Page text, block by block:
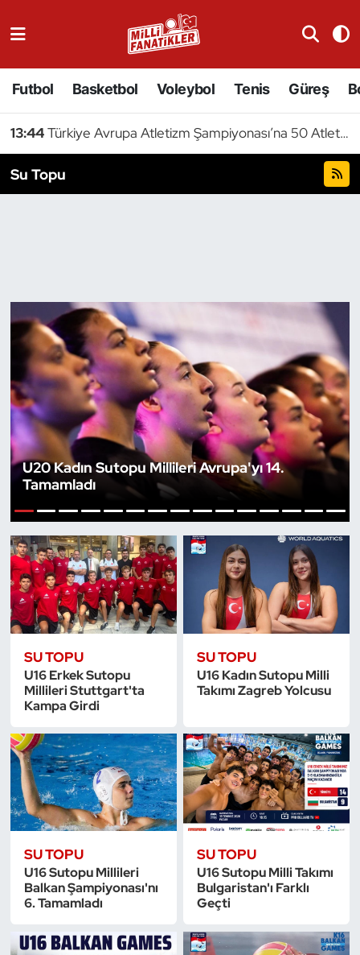
Futbol Basketbol Voleybol Tenis Güreş
13:44Türkiye Avrupa Atletizm Şampiyonası’na 50 Atletle Gidiyor
Su Topu
U20 Kadın Sutopu Millileri Avrupa'yı 14.
Tamamladı
1 2 3 4 5 6 7 8 9 10 11 12 13 14 15
SU TOPU
U16 Erkek Sutopu
Millileri Stuttgart'ta
Kampa Girdi
SU TOPU
U16 Kadın Sutopu Milli
Takımı Zagreb Yolcusu
SU TOPU
U16 Sutopu Millileri
Balkan Şampiyonası'nı
6. Tamamladı
SU TOPU
U16 Sutopu Milli Takımı
Bulgaristan'ı Farklı
Geçti
Badminton
Basketbol
Binicilik
Bisiklet
Bocce Bowling Dart
Boks
Briç
Buz Hokeyi
Buz Pateni
Çim Hokeyi
Cimnastik
Curling
Dağcılık
Dans Sporları
Dövüş Sanatı
Eskrim